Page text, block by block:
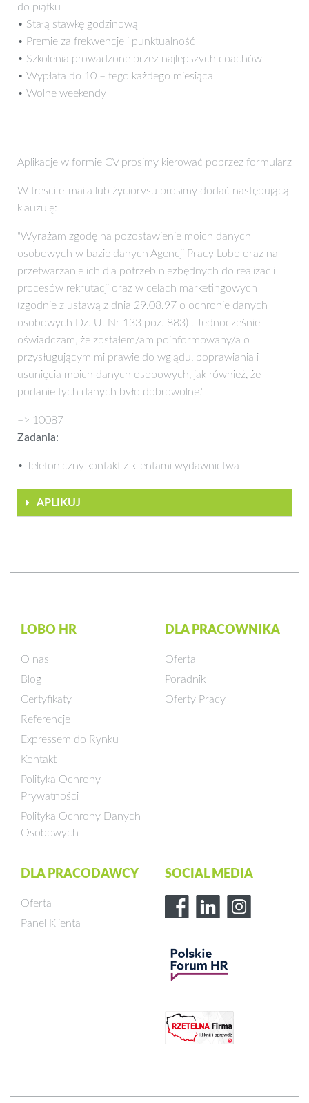
do piątku
• Stałą stawkę godzinową
• Premie za frekwencje i punktualność
• Szkolenia prowadzone przez najlepszych coachów
• Wypłata do 10 – tego każdego miesiąca
• Wolne weekendy
Aplikacje w formie CV prosimy kierować poprzez formularz
W treści e-maila lub życiorysu prosimy dodać następującą
klauzulę:
"Wyrażam zgodę na pozostawienie moich danych
osobowych w bazie danych Agencji Pracy Lobo oraz na
przetwarzanie ich dla potrzeb niezbędnych do realizacji
procesów rekrutacji oraz w celach marketingowych
(zgodnie z ustawą z dnia 29.08.97 o ochronie danych
osobowych Dz. U. Nr 133 poz. 883) . Jednocześnie
oświadczam, że zostałem/am poinformowany/a o
przysługującym mi prawie do wglądu, poprawiania i
usunięcia moich danych osobowych, jak również, że
podanie tych danych było dobrowolne."
=> 10087
Zadania:
• Telefoniczny kontakt z klientami wydawnictwa
APLIKUJ
LOBO HR
O nas
Blog
Certyfikaty
Referencje
Expressem do Rynku
Kontakt
Polityka Ochrony
Prywatności
Polityka Ochrony Danych
Osobowych
DLA PRACOWNIKA
Oferta
Poradnik
Oferty Pracy
DLA PRACODAWCY
Oferta
Panel Klienta
SOCIAL MEDIA